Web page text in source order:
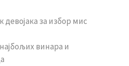
девојака за избор мис
винара и